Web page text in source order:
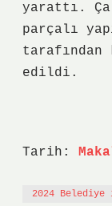
yarattı.
parçalı
edildi.
Tarih:
2024 Belediye